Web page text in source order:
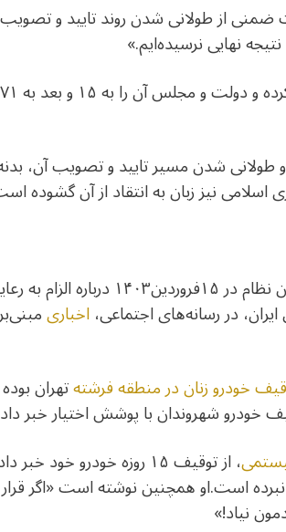
از طولانی شدن روند تایید و تصویب
نهایی نرسیده‌ایم.»
شدن مسیر تایید و تصویب آن،
نیز زبان به انتقاد از آن گشوده
بعد از سخنرانی رهبر جمهوری اسلامی در
در رسانه‌های اجتماعی،اخباری
خودرو زنان در منطقه فرشتهتهران
خودرو شهروندان با پوشش اختیار خبر
، از توقیف ۱۵ روزه خودرو
نبرده است.او همچنین نوشته است «اگر
نیاد!»